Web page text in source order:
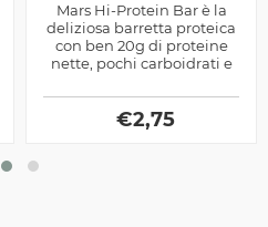
Mars Hi-Protein Bar è la
deliziosa barretta proteica
con ben 20g di proteine
nette, pochi carboidrati e
Salted Caramel
€2,75